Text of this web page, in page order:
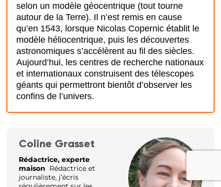
selon un modèle géocentrique (tout tourne
autour de la Terre). Il n’est remis en cause
qu’en 1543, lorsque Nicolas Copernic établit le
modèle héliocentrique, puis les découvertes
astronomiques s’accélèrent au fil des siècles.
Aujourd’hui, les centres de recherche nationaux
et internationaux construisent des télescopes
géants qui permettront bientôt d’observer les
confins de l’univers.
Coline Grasset
Rédactrice, experte
maison Rédactrice et
journaliste, j’écris